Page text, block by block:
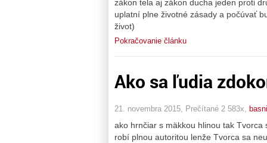
zákon tela aj zákon ducha jeden proti
uplatní plne životné zásady a počúvať
život)
Pokračovanie článku
Ako sa ľudia
21. novembra 2015, Prečítané 2 583x,
ako hrnčiar s mäkkou hlinou tak
robí plnou autoritou lenže Tvorca sa